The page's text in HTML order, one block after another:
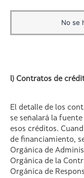
No se
l) Contratos de
El detalle de los
se señalará la
esos créditos.
de financiamiento,
Orgánica de
Orgánica de la
Orgánica de